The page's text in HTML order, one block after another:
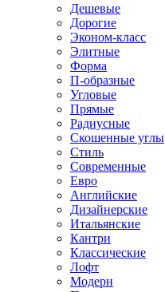
Дешевые
Дорогие
Эконом-класс
Элитные
Форма
П-образные
Угловые
Прямые
Радиусные
Скошенные углы
Стиль
Современные
Евро
Английские
Дизайнерские
Итальянские
Кантри
Классические
Лофт
Модерн